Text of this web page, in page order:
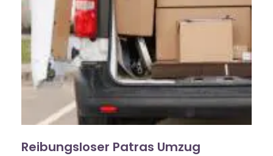
Reibungsloser Patras Umzug